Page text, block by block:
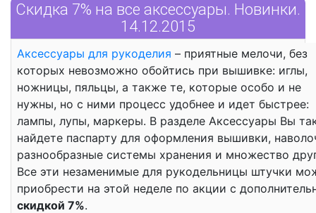
Скидка 7% на все аксессуары. Новинки.
14.12.2015
Аксессуары для рукоделия – приятные мелочи, без
которых невозможно обойтись при вышивке: иглы,
ножницы, пяльцы, а также те, которые особо и не
нужны, но с ними процесс удобнее и идет быстрее:
лампы, лупы, маркеры. В разделе Аксессуары Вы
найдете паспарту для оформления вышивки,
разнообразные системы хранения и множество
Все эти незаменимые для рукодельницы штучки
приобрести на этой неделе по акции с
скидкой 7%.